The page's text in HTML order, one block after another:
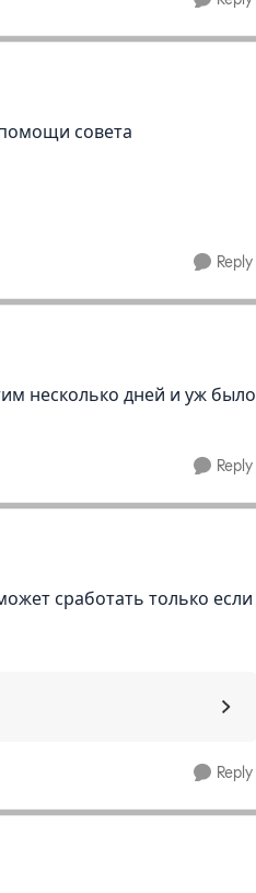
совета
Reply
несколько дней и уж было
Reply
сработать только если
Reply